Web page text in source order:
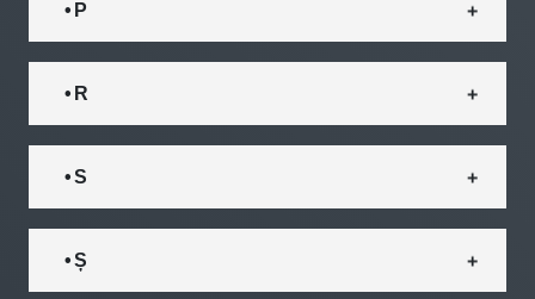
• P
• R
• S
• Ș